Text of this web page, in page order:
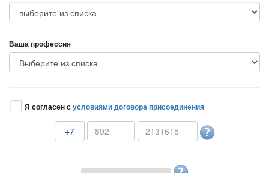
аша профессия
Я согласен сусловиями договора присоединения
+7